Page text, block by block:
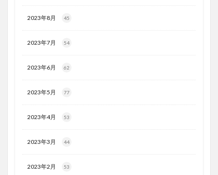
2023年8月 45
2023年7月 54
2023年6月 62
2023年5月 77
2023年4月 53
2023年3月 44
2023年2月 53